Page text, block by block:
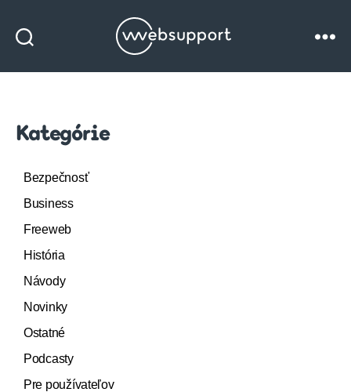
Websupport
Kategórie
Bezpečnosť
Business
Freeweb
História
Návody
Novinky
Ostatné
Podcasty
Pre používateľov